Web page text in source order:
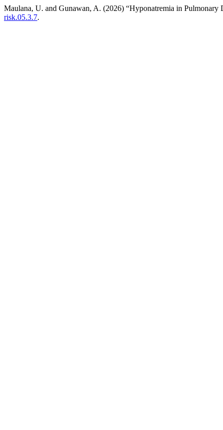
Maulana, U. and Gunawan, A. (2026) “Hyponatremia in Pulmonary
risk.05.3.7.